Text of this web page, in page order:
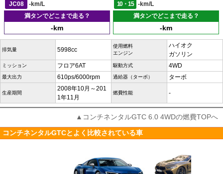
JC08
-km/L 10・15
-km/L
満タンでどこまで走る？
-km
満タンでどこまで走る？
-km
排気量 5998cc
使用燃料
エンジン
ハイオク
ガソリン
ミッション フロア6AT 駆動方式 4WD
最大出力 610ps/6000rpm 過給器（ターボ） ターボ
生産期間
2008年10月～201
1年11月
燃費性能 -
▲コンチネンタルGTC 6.0 4WDの燃費TOPへ
コンチネンタルGTCとよく比較されている車